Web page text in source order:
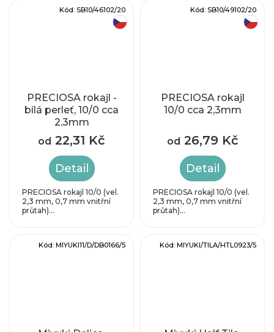
PRECIOSA rokajl -
bílá perleť, 10/0 cca
2,3mm
od 22,31 Kč
Detail
PRECIOSA rokajl 10/0 (vel.
2,3 mm, 0,7 mm vnitřní
průtah)...
Kód: SB10/46102/20
PRECIOSA rokajl
10/0 cca 2,3mm
od 26,79 Kč
Detail
PRECIOSA rokajl 10/0 (vel.
2,3 mm, 0,7 mm vnitřní
průtah)...
Kód: SB10/49102/20
Kód: MIYUKI11/D/DB0166/5 Kód: MIYUKI/TILA/HTL0923/5